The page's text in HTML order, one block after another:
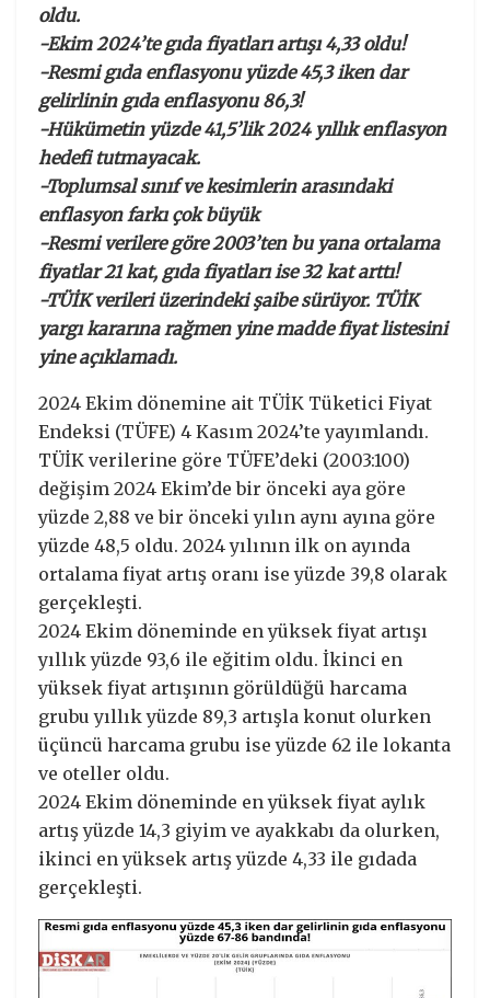
oldu.
-Ekim 2024’te gıda fiyatları artışı 4,33 oldu!
-Resmi gıda enflasyonu yüzde 45,3 iken dar
gelirlinin gıda enflasyonu 86,3!
-Hükümetin yüzde 41,5’lik 2024 yıllık enflasyon
hedefi tutmayacak.
-Toplumsal sınıf ve kesimlerin arasındaki
enflasyon farkı çok büyük
-Resmi verilere göre 2003’ten bu yana ortalama
fiyatlar 21 kat, gıda fiyatları ise 32 kat arttı!
-TÜİK verileri üzerindeki şaibe sürüyor. TÜİK
yargı kararına rağmen yine madde fiyat listesini
yine açıklamadı.
2024 Ekim dönemine ait TÜİK Tüketici Fiyat
Endeksi (TÜFE) 4 Kasım 2024’te yayımlandı.
TÜİK verilerine göre TÜFE’deki (2003:100)
değişim 2024 Ekim’de bir önceki aya göre
yüzde 2,88 ve bir önceki yılın aynı ayına göre
yüzde 48,5 oldu. 2024 yılının ilk on ayında
ortalama fiyat artış oranı ise yüzde 39,8 olarak
gerçekleşti.
2024 Ekim döneminde en yüksek fiyat artışı
yıllık yüzde 93,6 ile eğitim oldu. İkinci en
yüksek fiyat artışının görüldüğü harcama
grubu yıllık yüzde 89,3 artışla konut olurken
üçüncü harcama grubu ise yüzde 62 ile lokanta
ve oteller oldu.
2024 Ekim döneminde en yüksek fiyat aylık
artış yüzde 14,3 giyim ve ayakkabı da olurken,
ikinci en yüksek artış yüzde 4,33 ile gıdada
gerçekleşti.